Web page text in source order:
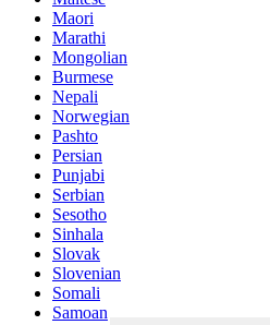
Maori
Marathi
Mongolian
Burmese
Nepali
Norwegian
Pashto
Persian
Punjabi
Serbian
Sesotho
Sinhala
Slovak
Slovenian
Somali
Samoan